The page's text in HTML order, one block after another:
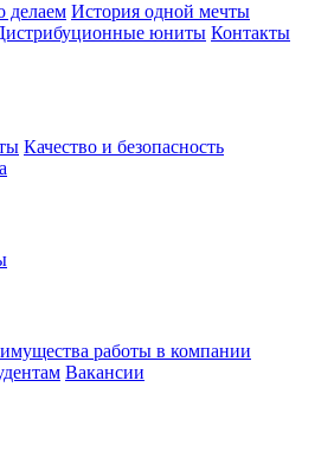
делаем История одной мечты
юниты Контакты
Качество и безопасность
работы в компании
Вакансии